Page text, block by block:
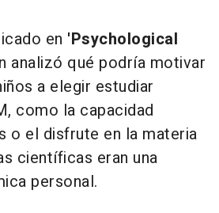
en 'Psychological
analizó qué podría motivar
a elegir estudiar
como la capacidad
o el disfrute en la materia
científicas eran una
personal.